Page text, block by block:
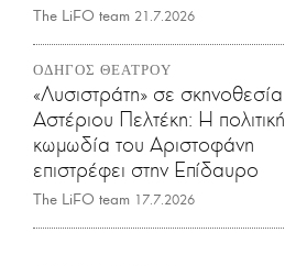
The LiFO team 21.7.2026
ΟΔΗΓΟΣ ΘΕΑΤΡΟΥ
«Λυσιστράτη» σε σκηνοθεσία
Αστέριου Πελτέκη: Η πολιτική
κωμωδία του Αριστοφάνη
επιστρέφει στην Επίδαυρο
The LiFO team 17.7.2026